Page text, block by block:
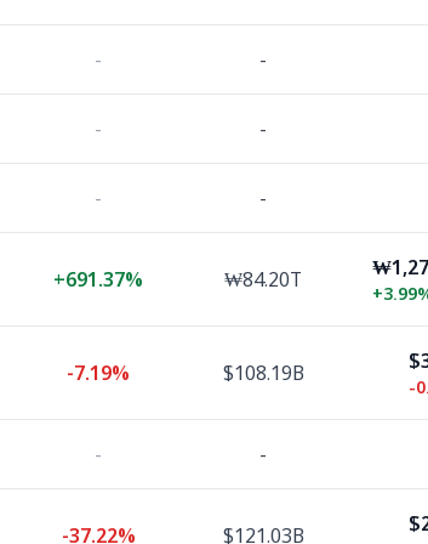
-
-
-
-
-
-
+
₩84.20T
+691.37%
-
$108.19B
-7.19%
-
-
$121.03B
-37.22%